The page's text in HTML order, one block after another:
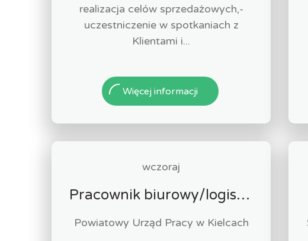
realizacja celów sprzedażowych,-
uczestniczenie w spotkaniach z
Klientami i...
Więcej informacji
wczoraj
Pracownik biurowy/logistyk (k/m)
Powiatowy Urząd Pracy w Kielcach